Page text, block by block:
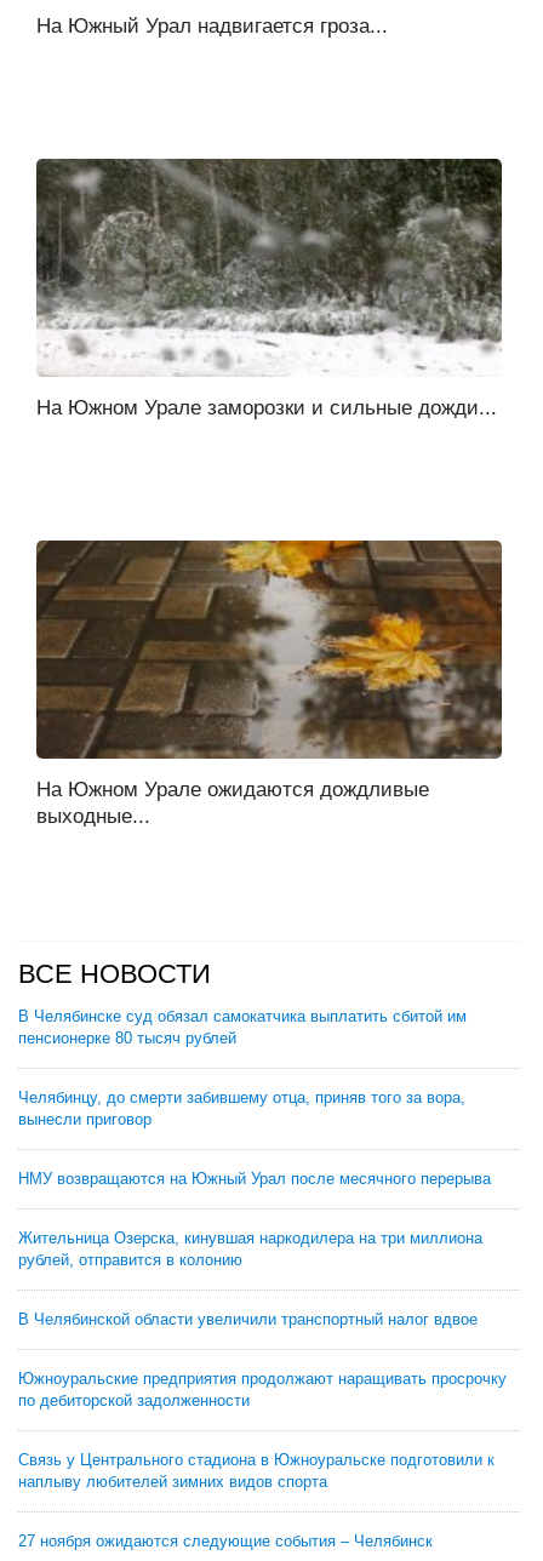
На Южный Урал надвигается гроза...
На Южном Урале заморозки и сильные дожди...
На Южном Урале ожидаются дождливые
выходные...
ВСЕ НОВОСТИ
В Челябинске суд обязал самокатчика выплатить сбитой им
пенсионерке 80 тысяч рублей
Челябинцу, до смерти забившему отца, приняв того за вора,
вынесли приговор
НМУ возвращаются на Южный Урал после месячного перерыва
Жительница Озерска, кинувшая наркодилера на три миллиона
рублей, отправится в колонию
В Челябинской области увеличили транспортный налог вдвое
Южноуральские предприятия продолжают наращивать просрочку
по дебиторской задолженности
Связь у Центрального стадиона в Южноуральске подготовили к
наплыву любителей зимних видов спорта
27 ноября ожидаются следующие события – Челябинск